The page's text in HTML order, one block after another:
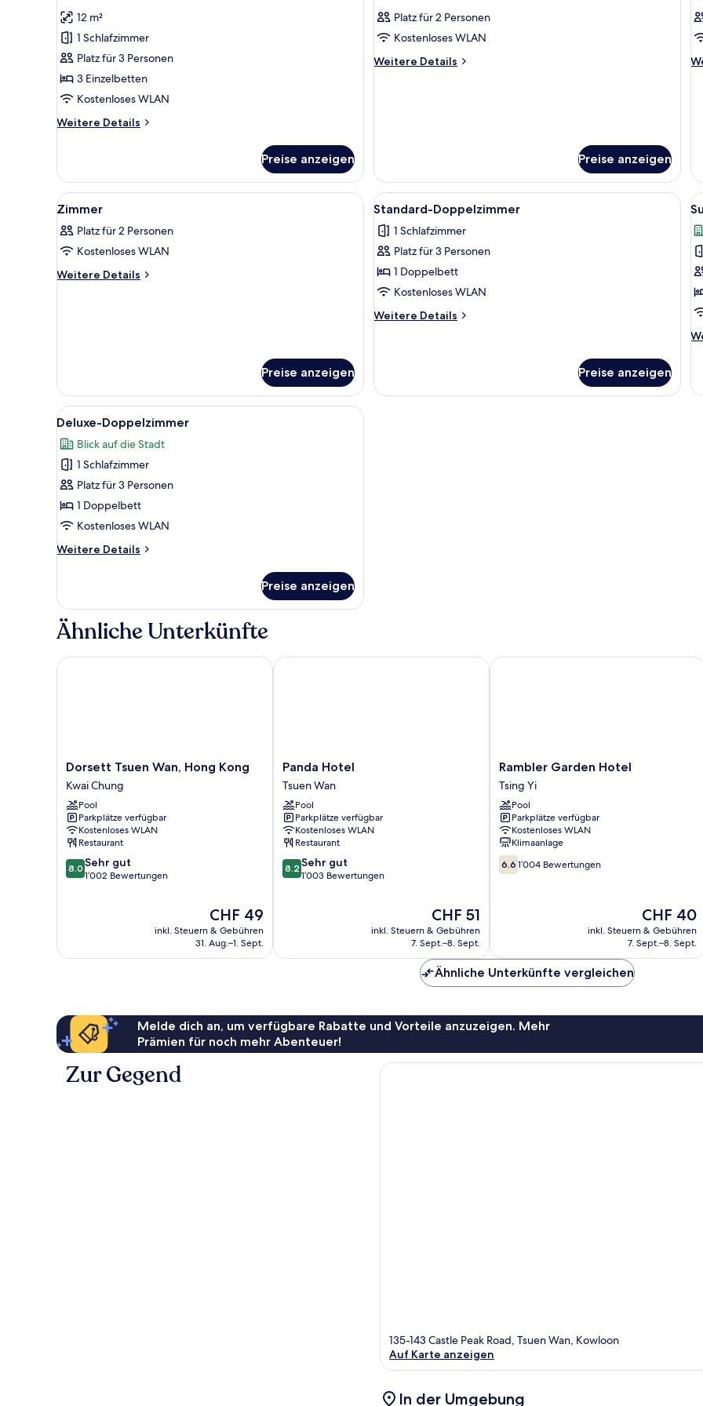
Fotos
für
Dreibettzimmer
anzeigen
12 m²
1 Schlafzimmer
Platz für 3 Personen
3 Einzelbetten
Kostenloses WLAN
Weitere Details
Weitere
Preise anzeigen
Fotos
für
Zimmer
anzeigen
Platz für 2 Personen
Kostenloses WLAN
Weitere Details
Weitere
Preise anzeigen
Alle
Fotos
für
Zimmer
anzeigen
Ein Hotelzimmer mit zwei Betten, einem Nachttisch mit Telefon und Blumenvase, einem Flachbildfernseher
4
Zimmer
Platz für 2 Personen
Kostenloses WLAN
Weitere Details
Weitere
Preise anzeigen
Alle
Fotos
für
Standard-
Doppelzimmer
anzeigen
Ein kleines Hotelzimmer mit einem
7
Standard-Doppelzimmer
1 Schlafzimmer
Platz für 3 Personen
1 Doppelbett
Kostenloses WLAN
Weitere Details
Weitere
Preise anzeigen
Alle
Fotos
für
Deluxe-
Doppelzimmer
anzeigen
Ein modernes Hotelzimmer mit einem großen Bett, einem Schreibtisch mit Computer, einem
11
Deluxe-Doppelzimmer
Blick auf die Stadt
1 Schlafzimmer
Platz für 3 Personen
1 Doppelbett
Kostenloses WLAN
Weitere Details
Weitere
Doppelzimmer
Preise anzeigen
Ähnliche Unterkünfte
Dorsett
Tsuen
Wan,
Hong
Kong
Kwai
Chung
Dorsett Tsuen Wan, Hong Kong
Kwai Chung
Pool
Parkplätze verfügbar
Kostenloses WLAN
Restaurant
8.0
von
8.0 Sehr gut
1’002 Bewertungen
Der
Preis
beträgt
CHF 49
inkl. Steuern & Gebühren
31. Aug.–1. Sept.
Dorsett Tsuen Wan, Hong Kong
Panda
Hotel
Tsuen
Wan
Panda Hotel
Tsuen Wan
Pool
Parkplätze verfügbar
Kostenloses WLAN
Restaurant
8.2
von
8.2 Sehr gut
1’003 Bewertungen
Der
Preis
beträgt
CHF 51
inkl. Steuern & Gebühren
7. Sept.–8. Sept.
Panda Hotel
Rambler
Garden
Hotel
Tsing
Yi
Rambler Garden Hotel
Tsing Yi
Pool
Parkplätze verfügbar
Kostenloses WLAN
Klimaanlage
6.6
von
6.6 1’004 Bewertungen
Der
Preis
beträgt
CHF 40
inkl. Steuern & Gebühren
7. Sept.–8. Sept.
Rambler Garden Hotel
Ähnliche Unterkünfte vergleichen
Melde dich an, um verfügbare Rabatte und Vorteile anzuzeigen. Mehr
Prämien für noch mehr Abenteuer!
Zur Gegend
135-143 Castle Peak Road, Tsuen Wan, Kowloon
Auf Karte anzeigen
In der Umgebung